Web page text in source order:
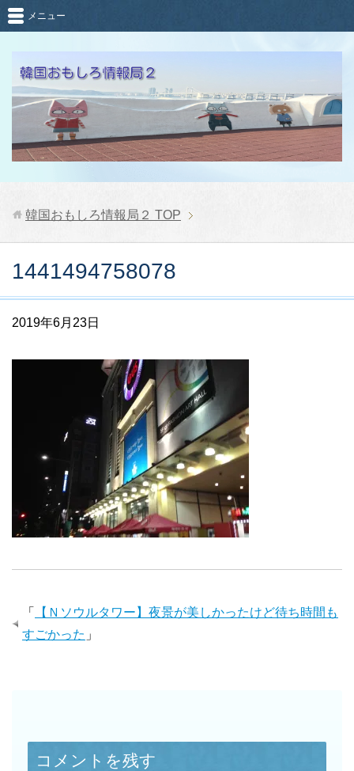
メニュー
韓国おもしろ情報局２ TOP
1441494758078
2019年6月23日
「
【Ｎソウルタワー】夜景が美しかったけど待ち時間も
すごかった 」
コメントを残す